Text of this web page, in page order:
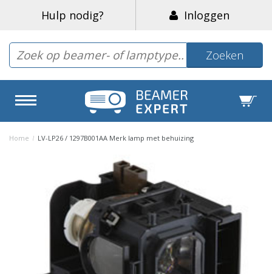
Hulp nodig? Inloggen
Zoeken
Home / LV-LP26 / 1297B001AA Merk lamp met behuizing